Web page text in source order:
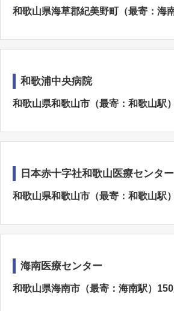
和歌山県海草郡紀美野町（最寄：海
和歌浦中央病院
和歌山県和歌山市（最寄：和歌山駅
日本赤十字社和歌山医療センター
和歌山県和歌山市（最寄：和歌山駅
海南医療センター
和歌山県海南市（最寄：海南駅）